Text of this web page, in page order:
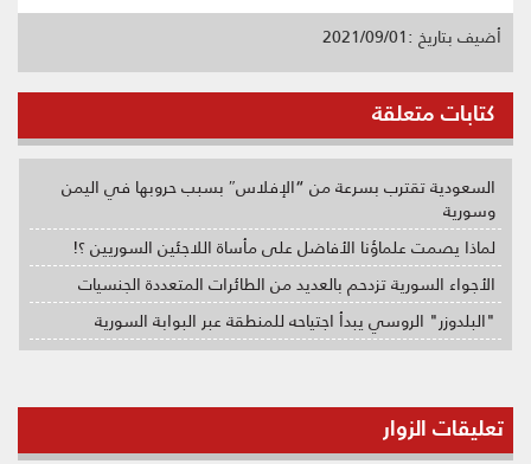
أضيف بتاريخ :2021/09/01
كتابات متعلقة
السعودية تقترب بسرعة من “الإفلاس″ بسبب حروبها في اليمن
وسورية
لماذا يصمت علماؤنا الأفاضل على مأساة اللاجئين السوريين ؟!
الأجواء السورية تزدحم بالعديد من الطائرات المتعددة الجنسيات
"البلدوزر" الروسي يبدأ اجتياحه للمنطقة عبر البوابة السورية
تعليقات الزوار